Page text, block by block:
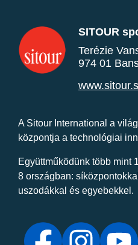
SITOUR
Terézie
974 01
A Sitour International a
központja a technológiai
Együttműködünk több mint
8 országban:
uszodákkal és egyebekkel.